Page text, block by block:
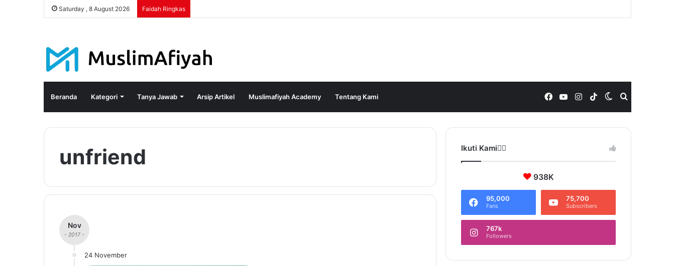
Saturday , 8 August 2026 Faidah Ringkas
Beranda Kategori Tanya Jawab Arsip Artikel Muslimafiyah Academy Tentang Kami Switch
skin
TikTok
Instagram
YouTube
Facebook
unfriend
Nov
- 2017 -
24 November
Ikuti Kami❤️‍🔥
938K
95,000
Fans
75,700
Subscribers
767k
Followers